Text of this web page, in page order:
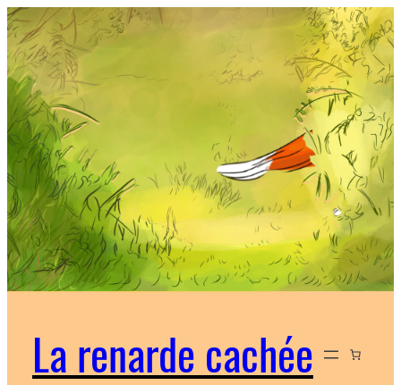
Aller
au
contenu
La renarde cachée